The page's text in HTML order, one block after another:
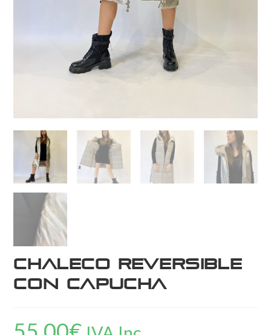
Chaleco Reversible
con Capucha